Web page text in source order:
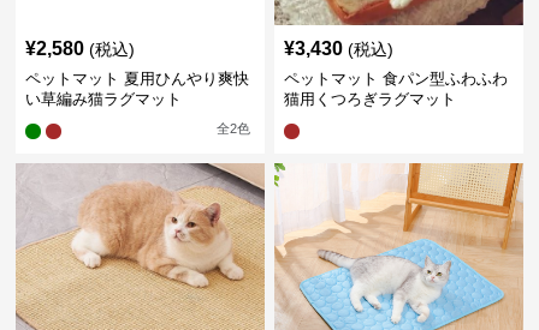
¥2,580 (税込)
ペットマット 夏用ひんやり爽快
い草編み猫ラグマット
全2色
¥3,430 (税込)
ペットマット 食パン型ふわふわ
猫用くつろぎラグマット